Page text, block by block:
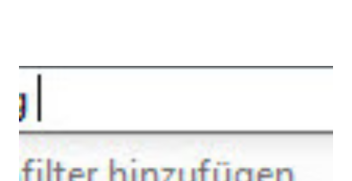
Angstzuständen ihrer Mitglieder. Dafür könnte es Gründe
geben, die weitgehend noch im Dunkeln zu liegen scheinen.